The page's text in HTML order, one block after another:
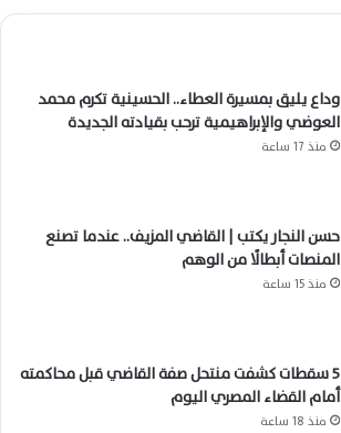
وداع يليق بمسيرة العطاء.. الحسينية تكرم محمد
العوضي والإبراهيمية ترحب بقيادته الجديدة
منذ 17 ساعة
حسن النجار يكتب | القاضي المزيف.. عندما تصنع
المنصات أبطالًا من الوهم
منذ 15 ساعة
5 سقطات كشفت منتحل صفة القاضي قبل محاكمته
أمام القضاء المصري اليوم
منذ 18 ساعة